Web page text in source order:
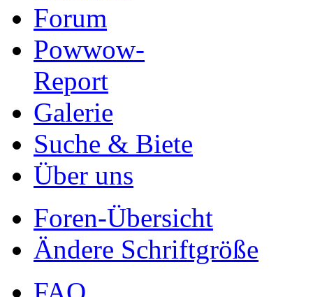
Forum
Powwow-
Report
Galerie
Suche & Biete
Über uns
Foren-Übersicht
Ändere Schriftgröße